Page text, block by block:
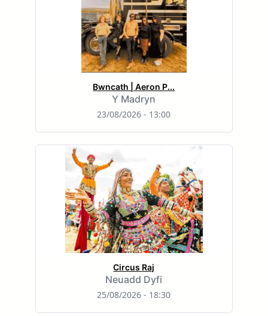
Bwncath | Aeron P...
Y Madryn
23/08/2026 - 13:00
Circus Raj
Neuadd Dyfi
25/08/2026 - 18:30